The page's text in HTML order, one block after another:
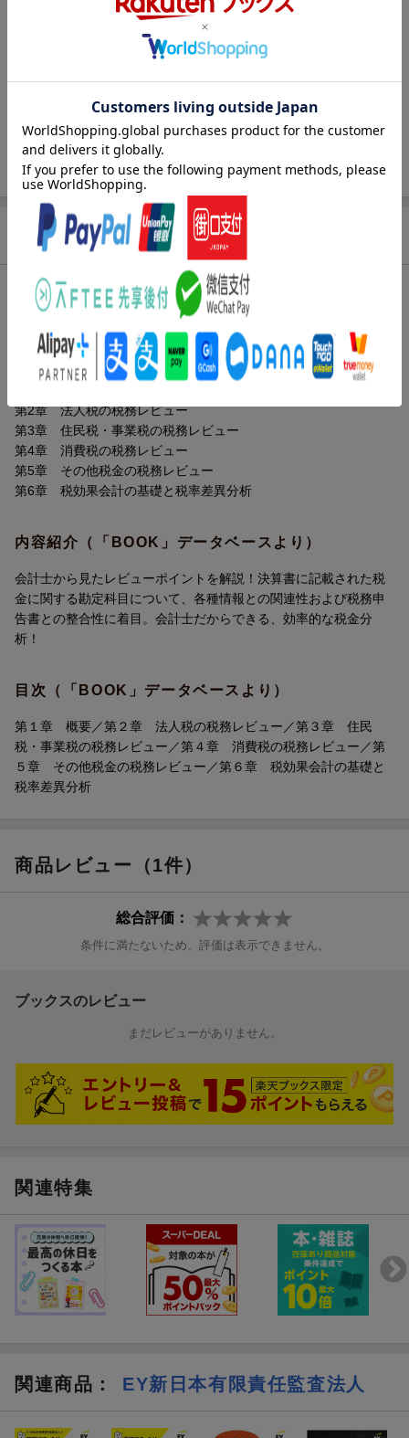
同文舘出版
単行本
9784495199920
旧版
ここがポイント！決算書の税金科目クイッ
クレビュー
商品説明
内容紹介（JPROより）
決算書に記載された税金に関する勘定科目について、各種情報と
の整合性に着目し、会計士から見たレビューポイントを解説！近
年の関連法制度の改正等に合わせ情報をアップデート
第2章 法人税の税務レビュー
第3章 住民税・事業税の税務レビュー
第4章 消費税の税務レビュー
第5章 その他税金の税務レビュー
第6章 税効果会計の基礎と税率差異分析
内容紹介（「BOOK」データベースより）
会計士から見たレビューポイントを解説！決算書に記載された税
金に関する勘定科目について、各種情報との関連性および税務申
告書との整合性に着目。会計士だからできる、効率的な税金分
析！
目次（「BOOK」データベースより）
第１章 概要／第２章 法人税の税務レビュー／第３章 住民
税・事業税の税務レビュー／第４章 消費税の税務レビュー／第
５章 その他税金の税務レビュー／第６章 税効果会計の基礎と
税率差異分析
商品レビュー（1件）
総合評価：
条件に満たないため、評価は表示できません。
ブックスのレビュー
まだレビューがありません。
関連特集
関連商品 ： EY新日本有限責任監査法人